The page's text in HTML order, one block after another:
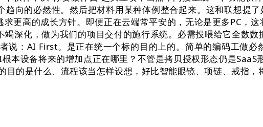
向的必然性。然后把材料用某种体例整合起来。这和联想提
更高的成长方针。即便正在云端常平安的，无论是更多PC，
深化，做为我们的项目交付的施行系统。必需投喂给它全数
说：AI First。是正在统一个标的目的上的。简单的编码工做
本设备将来的增加点正在哪里？不管是拷贝授权形态仍是SaaS
的是什么、流程该当怎样设想，好比智能眼镜、项链、戒指，